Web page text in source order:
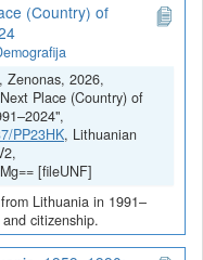
(Country) of
Zenonas, 2026,
Place (Country) of
PP23HK, Lithuanian
[fileUNF]
Lithuania in 1991–
citizenship.